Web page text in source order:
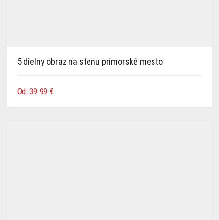
5 dielny obraz na stenu prímorské mesto
Od: 39.99 €